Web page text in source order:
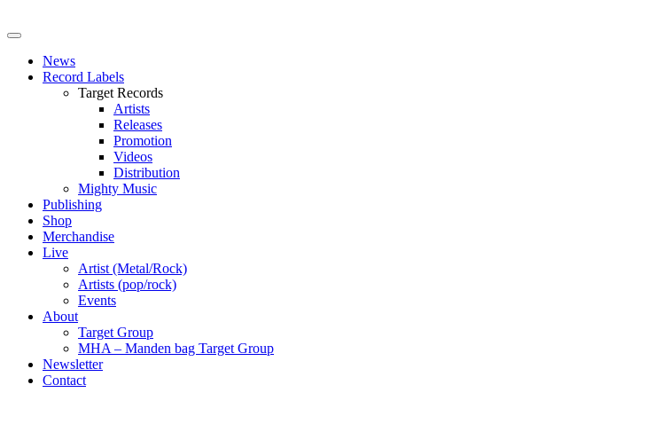
News
Record Labels
Target Records
Artists
Releases
Promotion
Videos
Distribution
Mighty Music
Publishing
Shop
Merchandise
Live
Artist (Metal/Rock)
Artists (pop/rock)
Events
About
Target Group
MHA – Manden bag Target Group
Newsletter
Contact